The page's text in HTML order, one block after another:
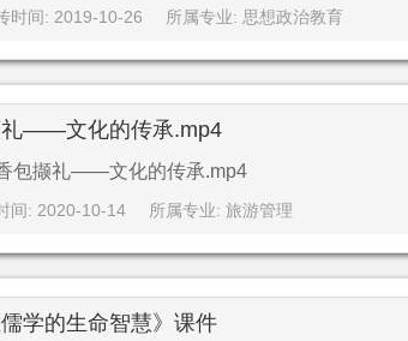
时间: 2019-10-26 所属专业: 思想政治教育
礼——文化的传承.mp4
包撷礼——文化的传承.mp4
间: 2020-10-14 所属专业: 旅游管理
儒学的生命智慧》课件